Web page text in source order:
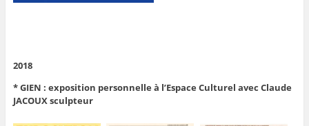
2018
* GIEN : exposition personnelle à l’Espace Culturel avec Claude
JACOUX sculpteur